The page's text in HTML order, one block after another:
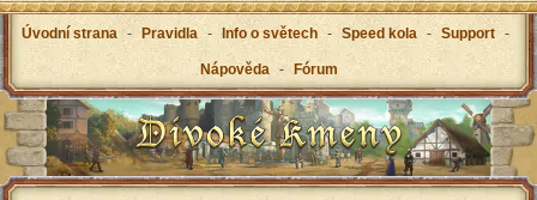
Úvodní strana - Pravidla - Info o světech - Speed kola - Support -
Nápověda - Fórum